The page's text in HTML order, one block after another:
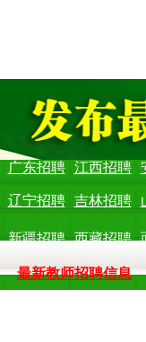
广东招聘 江西招聘
辽宁招聘 吉林招聘
新疆招聘 西藏招聘
最新教师招聘信息